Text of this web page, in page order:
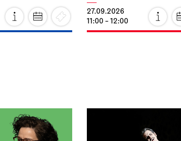
27.09.2026
11:00 - 12:00